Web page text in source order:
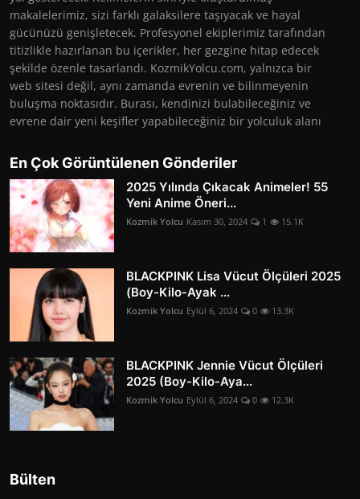
makalelerimiz, sizi farklı galaksilere taşıyacak ve hayal
gücünüzü genişletecek. Profesyonel ekiplerimiz tarafından
titizlikle hazırlanan bu içerikler, her gezgine hitap edecek
şekilde özenle tasarlandı. KozmikYolcu.com, yalnızca bir
web sitesi değil, aynı zamanda evrenin ve bilinmeyenin
buluşma noktasıdır. Burası, kendinizi bulabileceğiniz ve
evrene dair yeni keşifler yapabileceğiniz bir yolculuk alanı
En Çok Görüntülenen Gönderiler
2025 Yılında Çıkacak Animeler! 55
Yeni Anime Öneri...
Kozmik Yolcu Kasım 30, 2024 1 15.1K
BLACKPINK Lisa Vücut Ölçüleri 2025
(Boy-Kilo-Ayak ...
Kozmik Yolcu Eylül 6, 2024 0 13.3K
BLACKPINK Jennie Vücut Ölçüleri
2025 (Boy-Kilo-Aya...
Kozmik Yolcu Eylül 6, 2024 0 12.3K
Bülten